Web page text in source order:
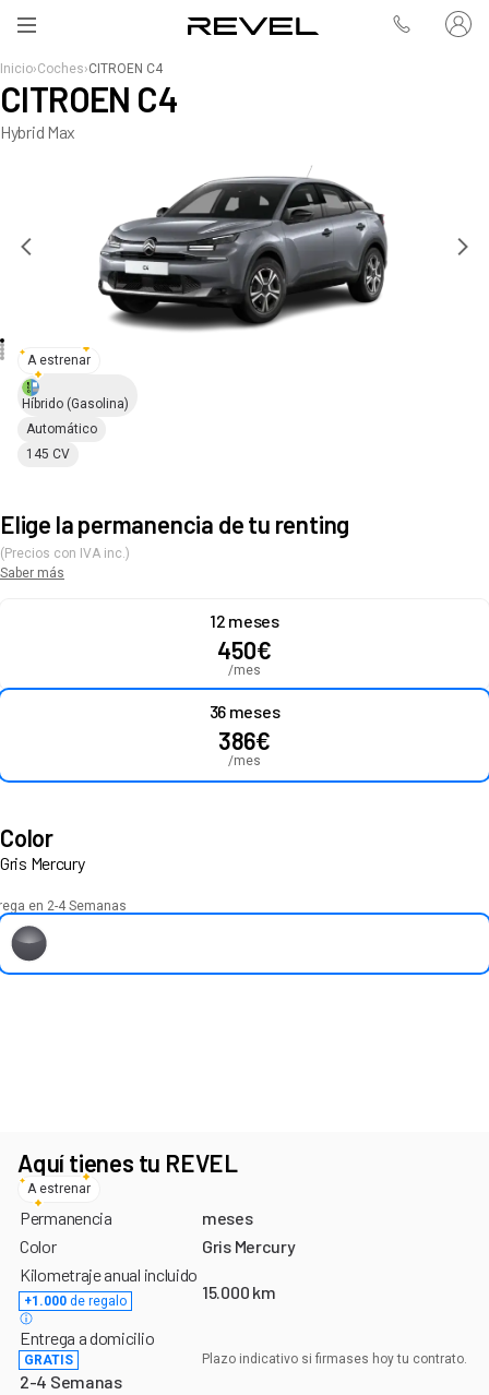
Inicio›Coches›CITROEN C4
CITROEN C4
Hybrid Max
A estrenar
Híbrido (Gasolina)
Automático
145 CV
Elige la permanencia de tu renting
(Precios con IVA inc.)
Saber más
12 meses
450€
/mes
36 meses
386€
/mes
Color
Gris Mercury
en 2-4 Semanas
Aquí tienes tu REVEL
A estrenar
Permanencia
meses
Color
Gris Mercury
Kilometraje anual incluido
+1.000 de regalo 15.000 km
Entrega a domicilio
GRATIS
2-4 Semanas
Plazo indicativo si firmases hoy tu contrato.